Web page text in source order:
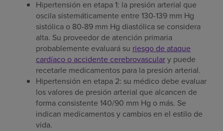
Hipertensión en etapa 1: la presión arterial que
oscila sistemáticamente entre 130-139 mm Hg
sistólica o 80-89 mm Hg diastólica se considera
alta. Su proveedor de atención primaria
probablemente evaluará su riesgo de ataque
cardíaco o accidente cerebrovasculary puede
recetarle medicamentos para la presión arterial.
Hipertensión en etapa 2: su médico debe evaluar
los valores de presión arterial que alcancen de
forma consistente 140/90 mm Hg o más. Se
indican medicamentos y cambios en el estilo de
vida.